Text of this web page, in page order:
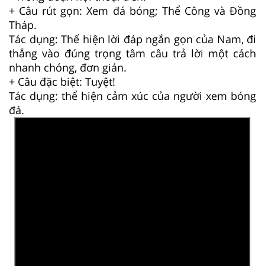
+ Câu rút gọn: Xem đá bóng; Thể Công và Đồng
Tháp.
Tác dụng: Thể hiện lời đáp ngắn gọn của Nam, đi
thẳng vào đúng trọng tâm câu trả lời một cách
nhanh chóng, đơn giản.
+ Câu đặc biệt: Tuyệt!
Tác dụng: thể hiện cảm xúc của người xem bóng
đá.